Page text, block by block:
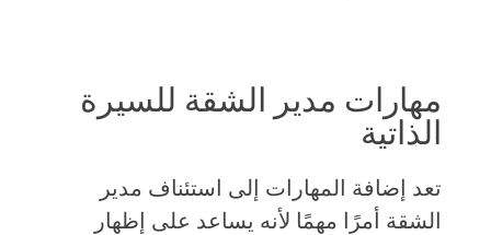
مهارات مدير الشقة للسيرة
الذاتية
تعد إضافة المهارات إلى استئناف مدير
الشقة أمرًا مهمًا لأنه يساعد على إظهار